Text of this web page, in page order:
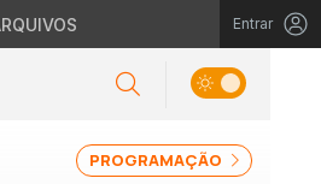
Entrar
PROGRAMAÇÃO